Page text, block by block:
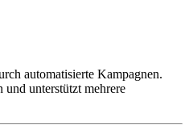
automatisierte Kampagnen.
unterstützt mehrere